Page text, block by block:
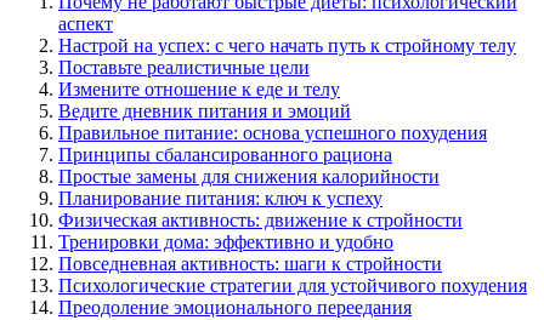
аспект
Настрой на успех: с чего начать путь к стройному телу
Поставьте реалистичные цели
Измените отношение к еде и телу
Ведите дневник питания и эмоций
Правильное питание: основа успешного похудения
Принципы сбалансированного рациона
Простые замены для снижения калорийности
Планирование питания: ключ к успеху
Физическая активность: движение к стройности
Тренировки дома: эффективно и удобно
Повседневная активность: шаги к стройности
Психологические стратегии для устойчивого похудения
Преодоление эмоционального переедания